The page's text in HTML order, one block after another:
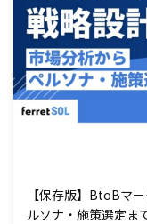
【保存版】BtoBマ
ルソナ・施策選定ま